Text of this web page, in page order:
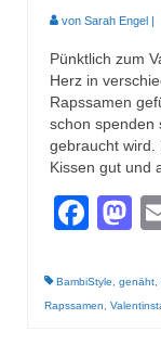
von Sarah Engel
Pünktlich zum
Herz in
Rapssamen
schon spenden
gebraucht wird.
Kissen gut und
BambiStyle, genäht,
Rapssamen,